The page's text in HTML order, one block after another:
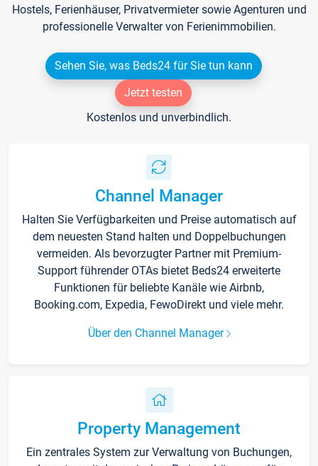
Hostels, Ferienhäuser, Privatvermieter sowie Agenturen und
professionelle Verwalter von Ferienimmobilien.
Sehen Sie, was Beds24 für Sie tun kann
Jetzt testen
Kostenlos und unverbindlich.
Channel Manager
Halten Sie Verfügbarkeiten und Preise automatisch auf
dem neuesten Stand halten und Doppelbuchungen
vermeiden. Als bevorzugter Partner mit Premium-
Support führender OTAs bietet Beds24 erweiterte
Funktionen für beliebte Kanäle wie Airbnb,
Booking.com, Expedia, FewoDirekt und viele mehr.
Über den Channel Manager
Property Management
Ein zentrales System zur Verwaltung von Buchungen,